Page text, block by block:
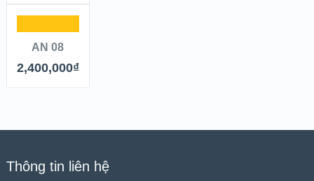
AN 08
2,400,000₫
Thông tin liên hệ